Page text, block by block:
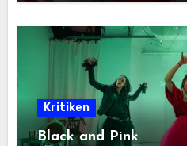
Kritiken
Black and Pink